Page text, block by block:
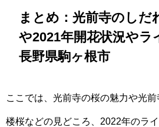
まとめ：光前寺のしだ
や2021年開花状況やラ
長野県駒ヶ根市
ここでは、光前寺の桜の魅力や光
楼桜などの見どころ、2022年のラ